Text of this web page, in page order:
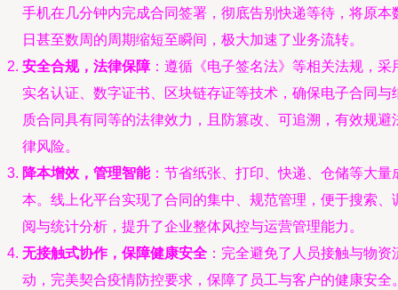
手机在几分钟内完成合同签署，彻底告别快递等待，将原本
日甚至数周的周期缩短至瞬间，极大加速了业务流转。
安全合规，法律保障：遵循《电子签名法》等相关法规，采
实名认证、数字证书、区块链存证等技术，确保电子合同与
质合同具有同等的法律效力，且防篡改、可追溯，有效规避
律风险。
降本增效，管理智能：节省纸张、打印、快递、仓储等大量
本。线上化平台实现了合同的集中、规范管理，便于搜索、
阅与统计分析，提升了企业整体风控与运营管理能力。
无接触式协作，保障健康安全 ：完全避免了人员接触与物资
动，完美契合疫情防控要求，保障了员工与客户的健康安全